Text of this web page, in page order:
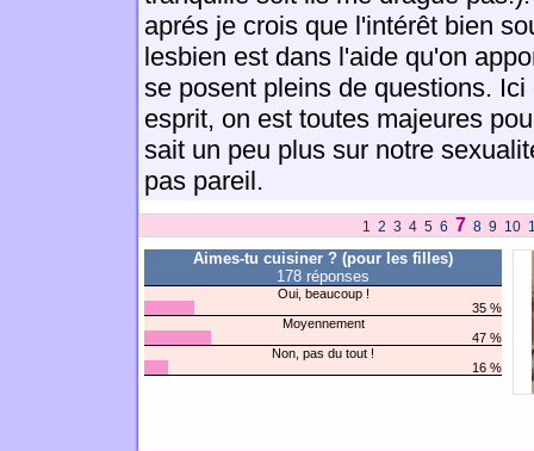
aprés je crois que l'intérêt bien
lesbien est dans l'aide qu'on
se posent pleins de questions.
esprit, on est toutes majeures
sait un peu plus sur notre
pas pareil.
1 2 3 4 5 6 7 8 9 10
Aimes-tu cuisiner ? (pour les filles)
178 réponses
Oui, beaucoup !
35 %
Moyennement
47 %
Non, pas du tout !
16 %